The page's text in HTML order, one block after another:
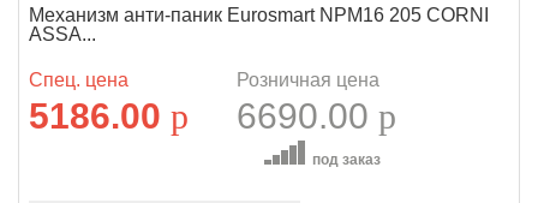
Механизм анти-паник Eurosmart NPM16 205 CORNI
ASSA...
Спец. цена
5186.00 p
Розничная цена
6690.00 p
под заказ